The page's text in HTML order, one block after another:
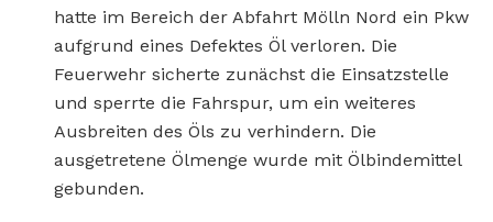
hatte im Bereich der Abfahrt Mölln Nord ein Pkw
aufgrund eines Defektes Öl verloren. Die
Feuerwehr sicherte zunächst die Einsatzstelle
und sperrte die Fahrspur, um ein weiteres
Ausbreiten des Öls zu verhindern. Die
ausgetretene Ölmenge wurde mit Ölbindemittel
gebunden.